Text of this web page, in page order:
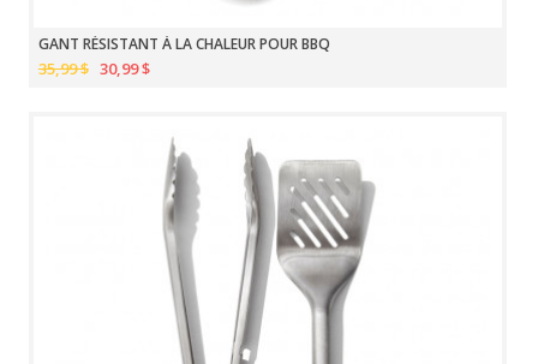
GANT RÉSISTANT À LA CHALEUR POUR BBQ
35,99 $ 30,99 $